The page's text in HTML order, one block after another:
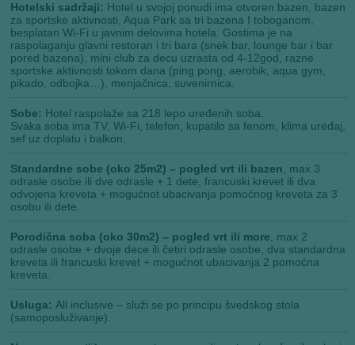
Hotelski sadržaji: Hotel u svojoj ponudi ima otvoren bazen, bazen
za sportske aktivnosti, Aqua Park sa tri bazena I toboganom,
besplatan Wi-Fi u javnim delovima hotela. Gostima je na
raspolaganju glavni restoran i tri bara (snek bar, lounge bar i bar
pored bazena), mini club za decu uzrasta od 4-12god, razne
sportske aktivnosti tokom dana (ping pong, aerobik, aqua gym,
pikado, odbojka…), menjačnica, suvenirnica.
Sobe: Hotel raspolaže sa 218 lepo uređenih soba.
Svaka soba ima TV, Wi-Fi, telefon, kupatilo sa fenom, klima uređaj,
sef uz doplatu i balkon.
Standardne sobe (oko 25m2) – pogled vrt ili bazen, max 3
odrasle osobe ili dve odrasle + 1 dete, francuski krevet ili dva
odvojena kreveta + mogućnot ubacivanja pomoćnog kreveta za 3
osobu ili dete.
Porodična soba (oko 30m2) – pogled vrt ili more, max 2
odrasle osobe + dvoje dece ili četiri odrasle osobe, dva standardna
kreveta ili francuski krevet + mogućnot ubacivanja 2 pomoćna
kreveta.
Usluga: All inclusive – služi se po principu švedskog stola
(samoposluživanje).